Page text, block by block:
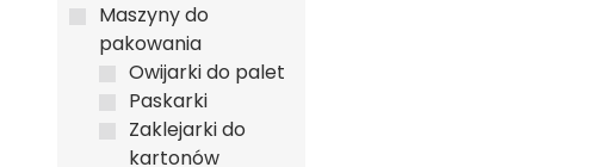
Maszyny do
pakowania
Owijarki do palet
Paskarki
Zaklejarki do
kartonów